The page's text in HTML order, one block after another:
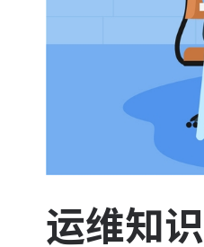
高效合理地规划和利用团队资
驱动企业创新增长
运维知